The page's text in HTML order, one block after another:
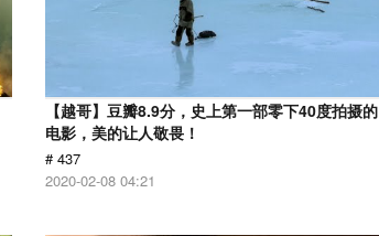
【越哥】豆瓣8.9分，史上第一部零下40度拍摄的
电影，美的让人敬畏！
# 437
2020-02-08 04:21